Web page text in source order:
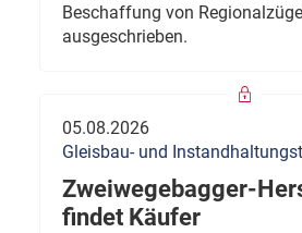
Beschaffung von
ausgeschrieben.
05.08.2026
Gleisbau- und
Zweiwegebagger-
findet Käufer